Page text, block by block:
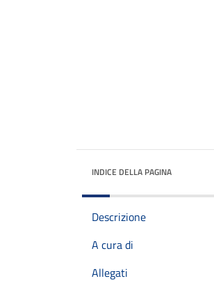
INDICE DELLA PAGINA
Descrizione
A cura di
Allegati